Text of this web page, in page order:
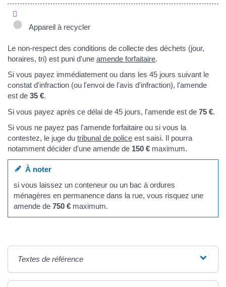
Appareil à recycler
Le non-respect des conditions de collecte des déchets (jour,
horaires, tri) est puni d'une amende forfaitaire.
Si vous payez immédiatement ou dans les 45 jours suivant le
constat d'infraction (ou l'envoi de l'avis d'infraction), l'amende
est de 35 €.
Si vous payez après ce délai de 45 jours, l'amende est de 75 €.
Si vous ne payez pas l'amende forfaitaire ou si vous la
contestez, le juge du tribunal de police est saisi. Il pourra
notamment décider d'une amende de 150 € maximum.
À noter
si vous laissez un conteneur ou un bac à ordures
ménagères en permanence dans la rue, vous risquez une
amende de750 € maximum.
Textes de référence